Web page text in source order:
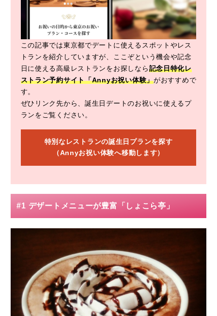
この記事では東京都でデートに使えるスポットやレス
トランを紹介していますが、ここぞという機会や記念
日に使える高級レストランをお探しなら記念日特化レ
ストラン予約サイト「Annyお祝い体験」がおすすめで
す。
ぜひリンク先から、誕生日デートのお祝いに使えるプ
ランをご覧ください。
特別なレストランの誕生日プランを探す
（Annyお祝い体験へ移動します）
#1 デザートメニューが豊富「しょこら亭」